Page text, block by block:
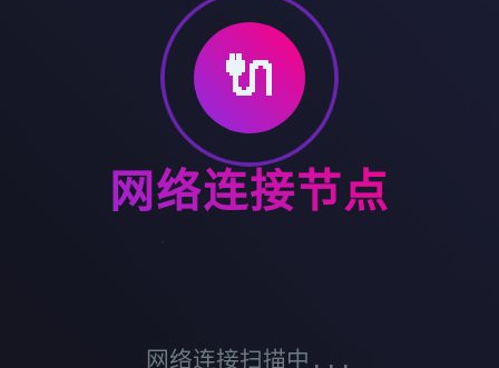
🔌
网络连接节点
网络连接扫描中...